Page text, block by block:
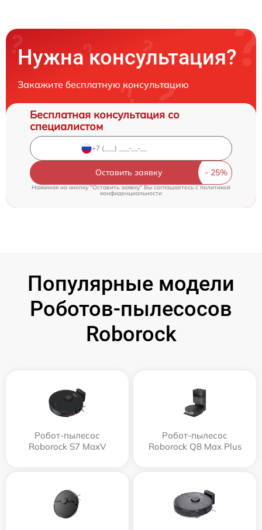
Нужна консультация?
Закажите бесплатную консультацию
Бесплатная консультация со
специалистом
Оставить заявку
Нажимая на кнопку "Оставить заявку" Вы соглашаетесь cполитикой
конфиденциальности
Популярные модели
Роботов-пылесосов
Roborock
Робот-пылесос
Roborock S7 MaxV
Робот-пылесос
Roborock Q8 Max Plus